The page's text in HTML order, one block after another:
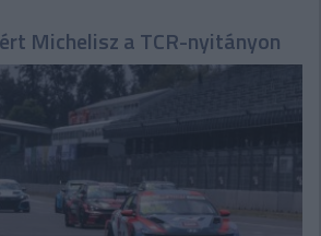
Michelisz a TCR-nyitányon